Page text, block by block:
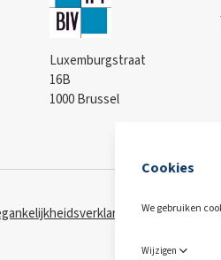
Luxemburgstraat
16B
1000 Brussel
BA & Borg via